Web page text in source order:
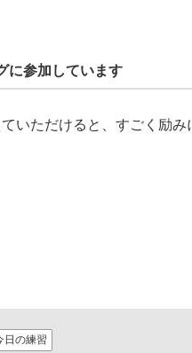
に参加しています
いただけると、すごく励み
日の練習